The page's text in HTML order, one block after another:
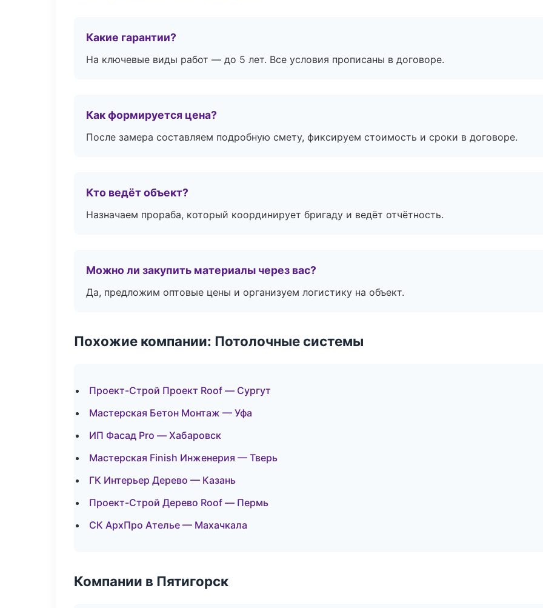
Какие гарантии?
На ключевые виды работ — до 5 лет. Все условия прописаны в договоре.
Как формируется цена?
После замера составляем подробную смету, фиксируем стоимость и сроки в договоре.
Кто ведёт объект?
Назначаем прораба, который координирует бригаду и ведёт отчётность.
Можно ли закупить материалы через вас?
Да, предложим оптовые цены и организуем логистику на объект.
Похожие компании: Потолочные системы
Проект-Строй Проект Roof — Сургут
Мастерская Бетон Монтаж — Уфа
ИП Фасад Pro — Хабаровск
Мастерская Finish Инженерия — Тверь
ГК Интерьер Дерево — Казань
Проект-Строй Дерево Roof — Пермь
СК АрхПро Ателье — Махачкала
Компании в Пятигорск